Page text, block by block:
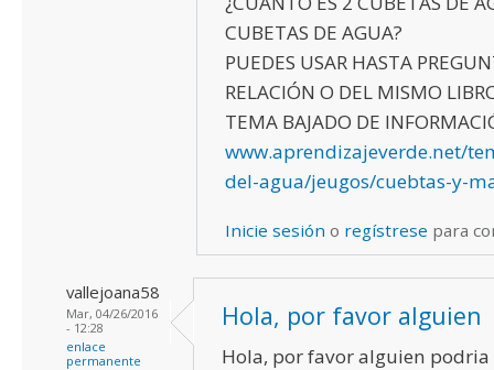
CUBETAS DE AGUA?
PUEDES USAR HASTA
RELACIÓN O DEL MISMO
TEMA BAJADO DE
www.aprendizajeverde.net/
del-agua/jeugos/cuebtas-y-
Inicie sesión o regístrese para
vallejoana58
Mar, 04/26/2016
- 12:28
enlace
permanente
Hola, por favor alguien
Hola, por favor alguien